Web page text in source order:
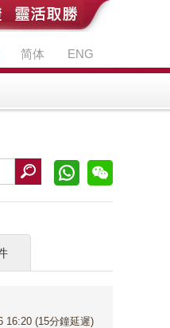
简体 ENG
16:20 (15分鐘延遲)